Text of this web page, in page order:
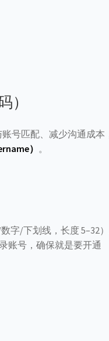
）
号匹配、减少沟通成本
） 。
字/下划线，长度 5–32）
账号，确保就是要开通